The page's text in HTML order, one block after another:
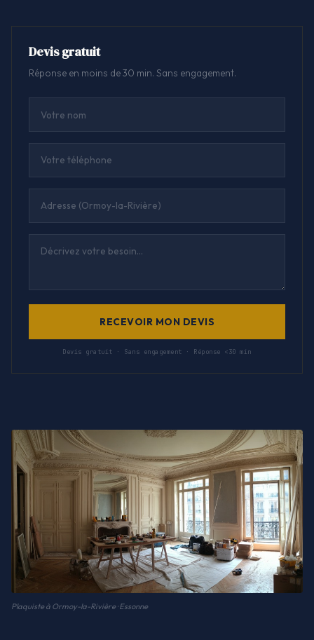
Devis gratuit
Réponse en moins de 30 min. Sans engagement.
RECEVOIR MON DEVIS
Devis gratuit · Sans engagement · Réponse <30 min
Plaquiste à Ormoy-la-Rivière · Essonne